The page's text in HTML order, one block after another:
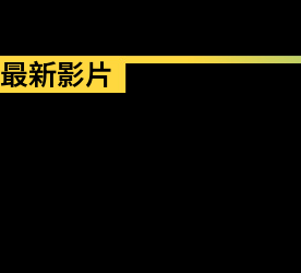
最新影片